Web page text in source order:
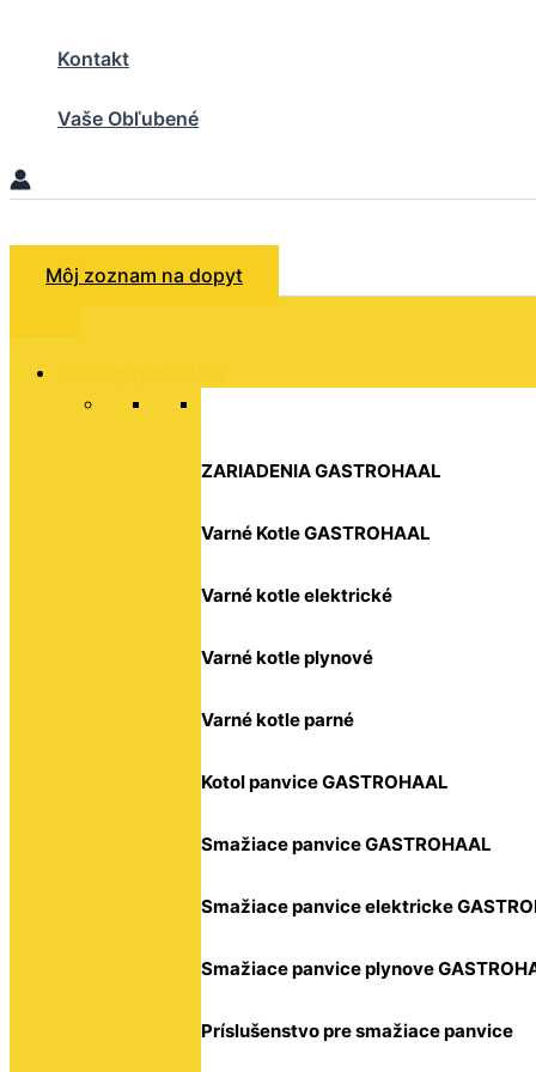
Kontakt
Vaše Obľubené
Hľadať
Môj zoznam na dopyt
ZARIADENIA GASTROHAAL
Varné Kotle GASTROHAAL
Varné kotle elektrické
Varné kotle plynové
Varné kotle parné
Kotol panvice GASTROHAAL
Smažiace panvice GASTROHAAL
Smažiace panvice elektricke
Smažiace panvice plynove
Príslušenstvo pre smažiace panvice